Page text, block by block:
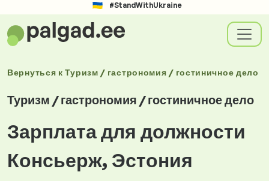
#StandWithUkraine
Вернуться кТуризм / гастрономия / гостиничное дело
Туризм / гастрономия / гостиничное дело
Зарплата для должности
Консьерж, Эстония